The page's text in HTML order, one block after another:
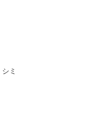
シミ